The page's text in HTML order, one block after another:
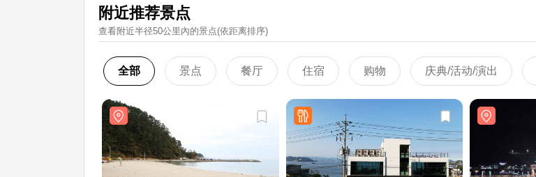
附近推荐景点
查看附近半径50公里內的景点(依距离排序)
全部 景点 餐厅 住宿 购物 庆典/活动/演出